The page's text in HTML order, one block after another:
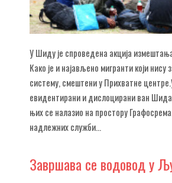
У Шиду је спроведена акција
Како је и најављено мигранти који нису
систему, смештени у Прихватне
евидентирани и дислоцирани ван
њих се налазио на простору
надлежних служби...
Завршавасе водовод у